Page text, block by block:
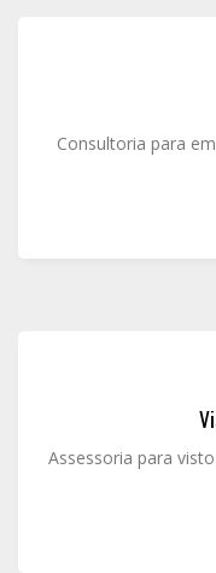
Consultoria para
Assessoria para